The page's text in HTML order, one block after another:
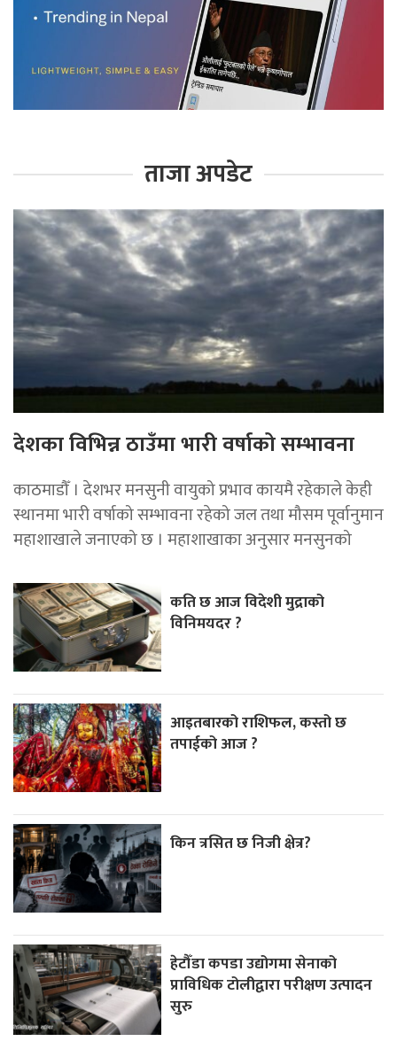
ताजा अपडेट
देशका विभिन्न ठाउँमा भारी वर्षाको सम्भावना
काठमाडौँ । देशभर मनसुनी वायुको प्रभाव कायमै रहेकाले केही
स्थानमा भारी वर्षाको सम्भावना रहेको जल तथा मौसम पूर्वानुमान
महाशाखाले जनाएको छ । महाशाखाका अनुसार मनसुनको
कति छ आज विदेशी मुद्राको
विनिमयदर ?
आइतबारको राशिफल, कस्तो छ
तपाईको आज ?
किन त्रसित छ निजी क्षेत्र?
हेटौँडा कपडा उद्योगमा सेनाको
प्राविधिक टोलीद्वारा परीक्षण उत्पादन
सुरु